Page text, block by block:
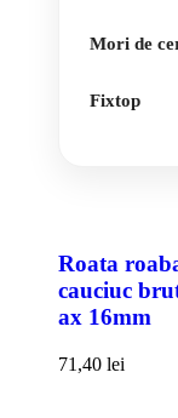
Mori de
Fixtop
Roata
cauciuc
ax 16mm
71,40 lei